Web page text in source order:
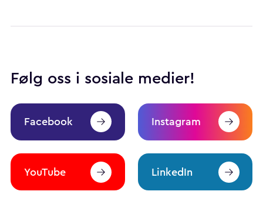
Følg oss i sosiale medier!
Facebook Instagram
YouTube LinkedIn